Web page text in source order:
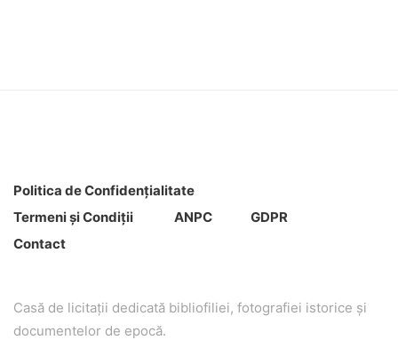
Politica de Confidenţialitate
Termeni şi Condiţii
ANPC
GDPR
Contact
Casă de licitaţii dedicată bibliofiliei, fotografiei istorice şi
documentelor de epocă.